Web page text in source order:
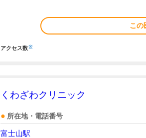
この
アクセス数※
くわざわクリニック
所在地・電話番号
富士山駅